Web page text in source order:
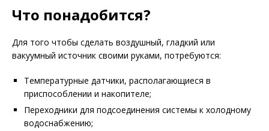
Что понадобится?
Для того чтобы сделать воздушный, гладкий или
вакуумный источник своими руками, потребуются:
Температурные датчики, располагающиеся в
приспособлении и накопителе;
Переходники для подсоединения системы к холодному
водоснабжению;